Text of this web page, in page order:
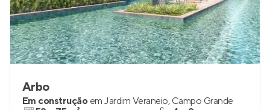
Arbo
Em construção em Jardim Veraneio, Campo Grande